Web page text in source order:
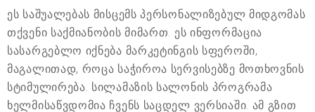
ეს საშუალებას მისცემს პერსონალიზებულ მიდგომას
თქვენი საქმიანობის მიმართ. ეს ინფორმაცია
სასარგებლო იქნება მარკეტინგის სფეროში,
მაგალითად, როცა საჭიროა სერვისებზე მოთხოვნის
სტიმულირება. სილამაზის სალონის პროგრამა
ხელმისაწვდომია ჩვენს საცდელ ვერსიაში. ამ გზით